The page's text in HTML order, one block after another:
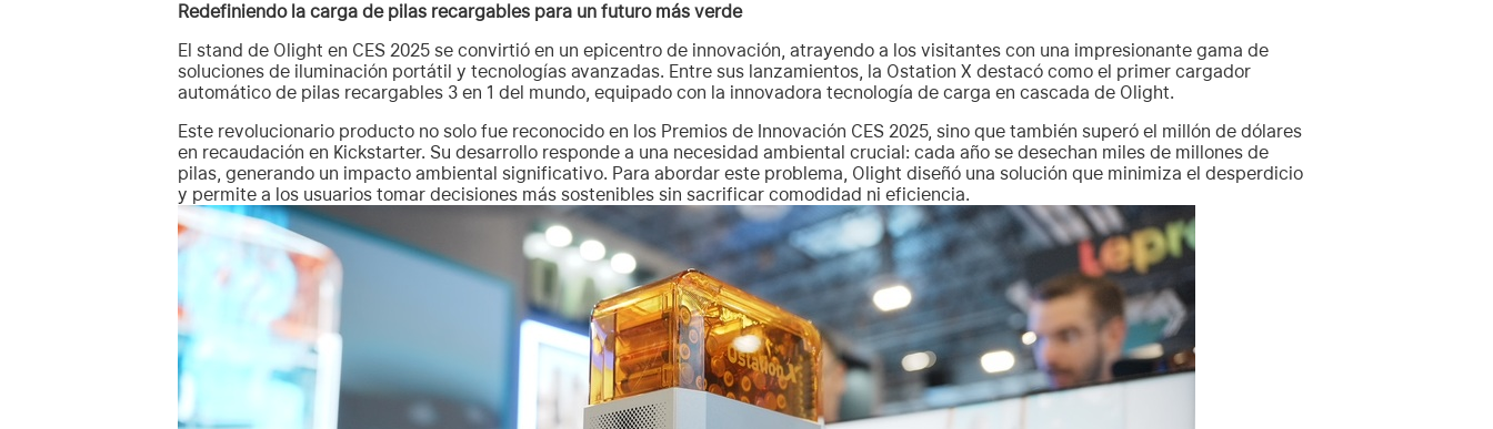
Redefiniendo la carga de pilas recargables para un futuro más verde
El stand de Olight en CES 2025 se convirtió en un epicentro de innovación, atrayendo a los visitantes con una impresionante gama de
soluciones de iluminación portátil y tecnologías avanzadas. Entre sus lanzamientos, la Ostation X destacó como el primer cargador
automático de pilas recargables 3 en 1 del mundo, equipado con la innovadora tecnología de carga en cascada de Olight.
Este revolucionario producto no solo fue reconocido en los Premios de Innovación CES 2025, sino que también superó el millón de dólares
en recaudación en Kickstarter. Su desarrollo responde a una necesidad ambiental crucial: cada año se desechan miles de millones de
pilas, generando un impacto ambiental significativo. Para abordar este problema, Olight diseñó una solución que minimiza el desperdicio
y permite a los usuarios tomar decisiones más sostenibles sin sacrificar comodidad ni eficiencia.